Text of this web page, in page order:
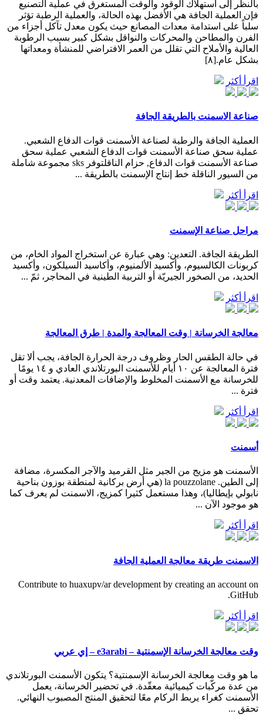
بالنظر إلى استهلاك الوقود والوقت المستغرق في عملية التصنيع
فإن العملية الجافة هي الأفضل بهذه الحالة، والعملية الرطبة تؤثر
سلباً على استدامة معدات المصانع حيث يكون معدل تآكل أجزاء من
الفرن والمطاحن والمحركات والنواقل بشكل كبير بسبب الرطوبة
العالية والأملاح التي تقلل من العمر الافتراضي للمنشأة ومعداتها
بشكل عام.[٨]
اقرأ أكثر
صناعة الاسمنت بالطريقة الجافة
العملية الجافة والرطبة لصناعة الأسمنت قوات الدفاع الشعبي.
عملية سحق صناعة الأسمنت قوات الدفاع الشعبي عملية سحق
صناعة الأسمنت قوات الدفاع, حزام الناقلتوفر sks مجموعة شاملة
من السيور الناقلة خط إنتاج الإسمنت بالطريقة ...
اقرأ أكثر
مراحل صناعة الإسمنت
الطريقة الجافة. التعدين: وهي عبارة عن استخراج المواد الخام، من
كربونات الكالسيوم، وأكسيد الألمنيوم، وأكاسيد السيلكون، وأكسيد
الحديد، من الصخور الجيريّة أو التربية الطينية في المحاجر، ثمّ ...
اقرأ أكثر
معالجة الخرسانة | وقت المعالجة والمدة | طرق المعالجة
في حالة الطقس الحار وظروف درجة الحرارة الجافة، يجب ألا تقل
فترة المعالجة عن ١٠ أيام للأسمنت البورتلاندي العادي و ١٤ يومًا
للخرسانة مع الأسمنت المخلوط والإضافات المعدنية. يعتمد وقت أو
فترة ...
اقرأ أكثر
أسمنت
الأسمنت هو مزيج من الجير مثل القرميد والآجر المكسرة، مضافة
إلى الطين. la pouzzolane (هي أرض بركانية لمنطقة بوزون بناحية
نابولي بإيطاليا)، وهذا مستعمل كثيرا كمزيج، الاسمنت لم يعرف كما
هو موجود الآن ...
اقرأ أكثر
الاسمنت طريقة معالجة العملية الجافة
Contribute to huaxupv/ar development by creating an account on
GitHub.
اقرأ أكثر
وقت معالجة الخرسانة الإسمنتية – e3arabi – إي عربي
ما هو وقت معالجة الخرسانة الإسمنتية؟ يتكون الأسمنت البورتلاندي
من عدة مركّبات كيميائية معقّدة. في تحضير الخرسانة، يعمل
الأسمنت كغراء يربط الركام معًا لتحقيق المنتج المصبوب النهائي.
تحقق ...